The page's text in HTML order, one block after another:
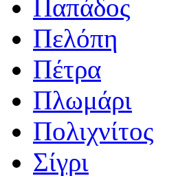
Παπάδος
Πελόπη
Πέτρα
Πλωμάρι
Πολιχνίτος
Σίγρι